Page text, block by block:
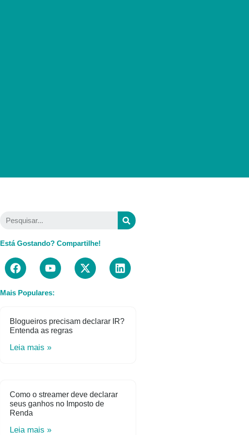
Está Gostando? Compartilhe!
Mais Populares:
Blogueiros precisam declarar IR?
Entenda as regras
Leia mais »
Como o streamer deve declarar
seus ganhos no Imposto de
Renda
Leia mais »